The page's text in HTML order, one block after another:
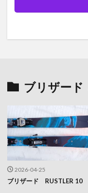
ブリザード
2026-04-25
ブリザード RUSTLER 10